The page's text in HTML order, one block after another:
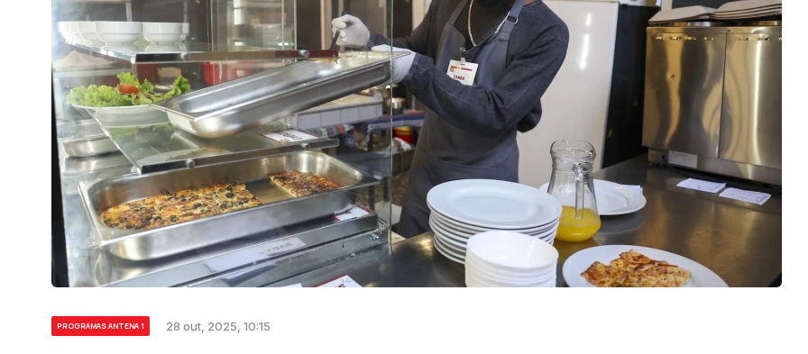
PROGRAMAS ANTENA 1 28 out, 2025, 10:15